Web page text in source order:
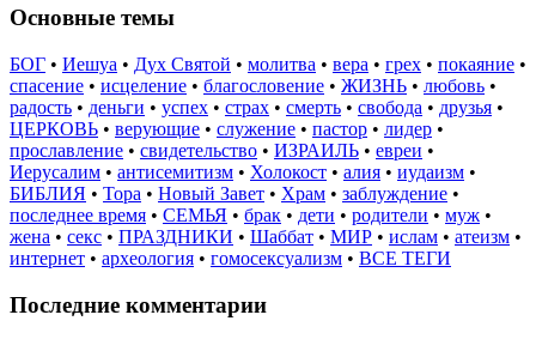
Основные темы
БОГ • Иешуа • Дух Святой • молитва • вера • грех • покаяние •
спасение • исцеление • благословение • ЖИЗНЬ • любовь •
радость • деньги • успех • страх • смерть • свобода • друзья •
ЦЕРКОВЬ • верующие • служение • пастор • лидер •
прославление • свидетельство • ИЗРАИЛЬ • евреи •
Иерусалим • антисемитизм • Холокост • алия • иудаизм •
БИБЛИЯ • Тора • Новый Завет • Храм • заблуждение •
последнее время • СЕМЬЯ • брак • дети • родители • муж •
жена • секс • ПРАЗДНИКИ • Шаббат • МИР • ислам • атеизм •
интернет • археология • гомосексуализм • ВСЕ ТЕГИ
Последние комментарии